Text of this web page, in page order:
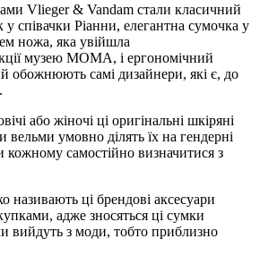
Vlieger & Vandam стали класичний
у співачки Ріанни, елегантна сумочка у
ножа, яка увійшла
музею МОМА, і ергономічний
обожнюють самі дизайнери, які є, до
або жіночі ці оригінальні шкіряні
умовно ділять їх на гендерні
кожному самостійно визначитися з
називають ці брендові аксесуари
адже зносяться ці сумки
вийдуть з моди, тобто приблизно